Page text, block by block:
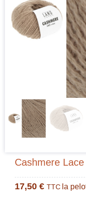
Cashmere
17,50 € TTC la